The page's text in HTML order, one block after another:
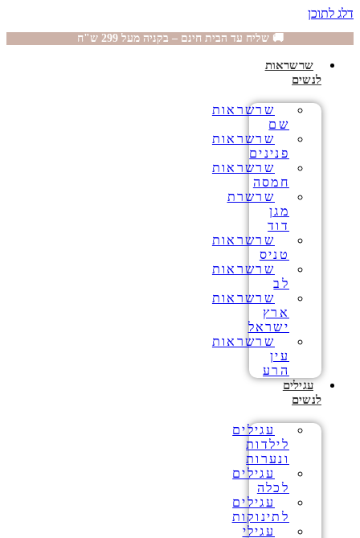
דלג לתוכן
🚚 שליח עד הבית חינם – בקניה מעל 299 ש"ח
שרשראות
לנשים
שרשראות
שם
שרשראות
פנינים
שרשראות
חמסה
שרשרת
מגן
דוד
שרשראות
טניס
שרשראות
לב
שרשראות
ארץ
ישראל
שרשראות
עין
הרע
עגילים
לנשים
עגילים
לילדות
ונערות
עגילים
לכלה
עגילים
לתינוקות
עגילי